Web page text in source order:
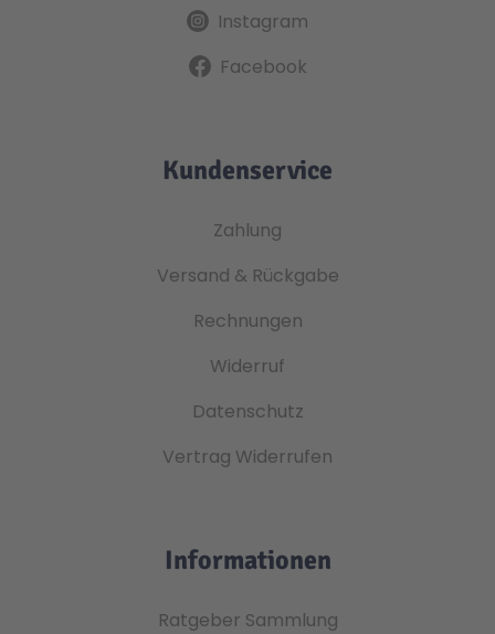
Instagram
Facebook
Kundenservice
Zahlung
Versand & Rückgabe
Rechnungen
Widerruf
Datenschutz
Vertrag Widerrufen
Informationen
Ratgeber Sammlung